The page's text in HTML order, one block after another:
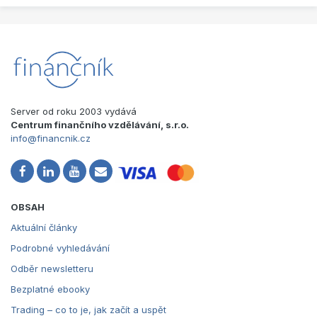
Server od roku 2003 vydává
Centrum finančního vzdělávání, s.r.o.
info@financnik.cz
OBSAH
Aktuální články
Podrobné vyhledávání
Odběr newsletteru
Bezplatné ebooky
Trading – co to je, jak začít a uspět